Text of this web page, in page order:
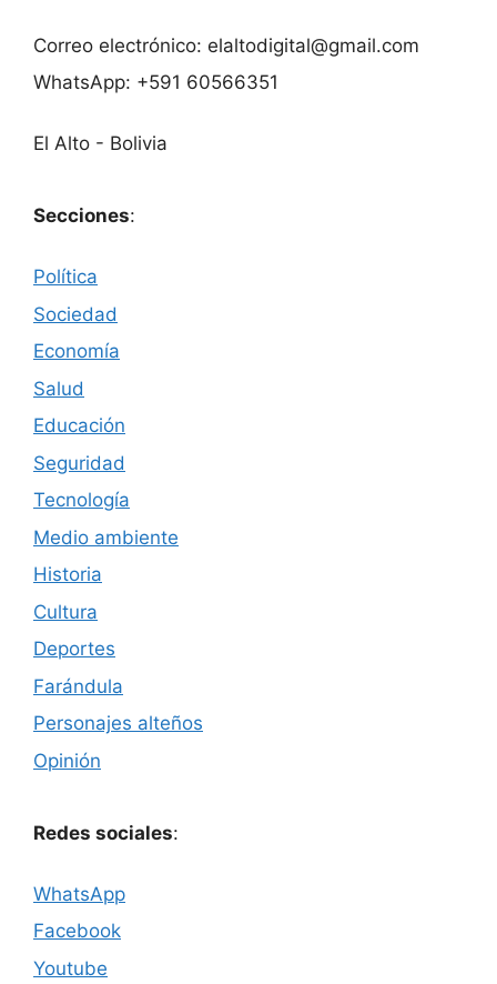
Correo electrónico: elaltodigital@gmail.com
WhatsApp: +591 60566351
El Alto - Bolivia
Secciones:
Política
Sociedad
Economía
Salud
Educación
Seguridad
Tecnología
Medio ambiente
Historia
Cultura
Deportes
Farándula
Personajes alteños
Opinión
Redes sociales:
WhatsApp
Facebook
Youtube